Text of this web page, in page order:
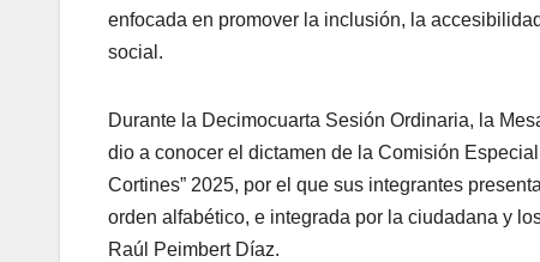
enfocada en promover la inclusión, la
social.
Durante la Decimocuarta Sesión Ordinaria, la
dio a conocer el dictamen de la Comisión
Cortines” 2025, por el que sus integrantes
orden alfabético, e integrada por la ciudadana y
Raúl Peimbert Díaz.